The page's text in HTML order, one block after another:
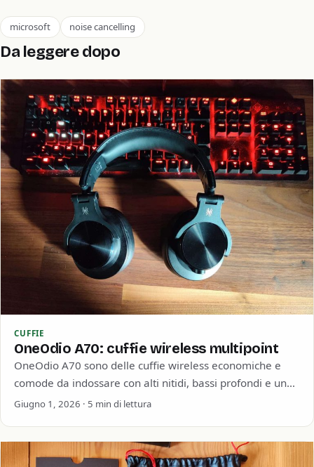
microsoft noise cancelling
Da leggere dopo
CUFFIE
OneOdio A70: cuffie wireless multipoint
OneOdio A70 sono delle cuffie wireless economiche e
comode da indossare con alti nitidi, bassi profondi e una
buona durata della batteria.…
Giugno 1, 2026 · 5 min di lettura